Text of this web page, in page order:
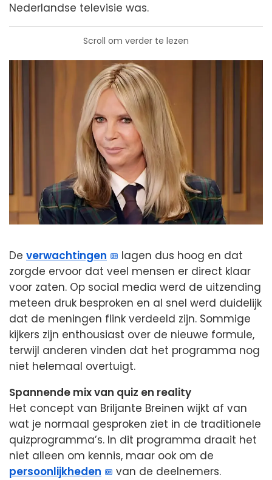
Nederlandse televisie was.
Scroll om verder te lezen
De verwachtingen
lagen dus hoog en dat
zorgde ervoor dat veel mensen er direct klaar
voor zaten. Op social media werd de uitzending
meteen druk besproken en al snel werd duidelijk
dat de meningen flink verdeeld zijn. Sommige
kijkers zijn enthousiast over de nieuwe formule,
terwijl anderen vinden dat het programma nog
niet helemaal overtuigt.
Spannende mix van quiz en reality
Het concept van Briljante Breinen wijkt af van
wat je normaal gesproken ziet in de traditionele
quizprogramma’s. In dit programma draait het
niet alleen om kennis, maar ook om de
persoonlijkheden
van de deelnemers.